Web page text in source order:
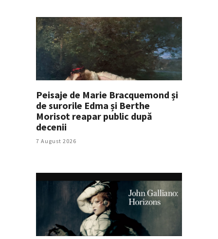
Peisaje de Marie Bracquemond și
de surorile Edma și Berthe
Morisot reapar public după
decenii
7 August 2026